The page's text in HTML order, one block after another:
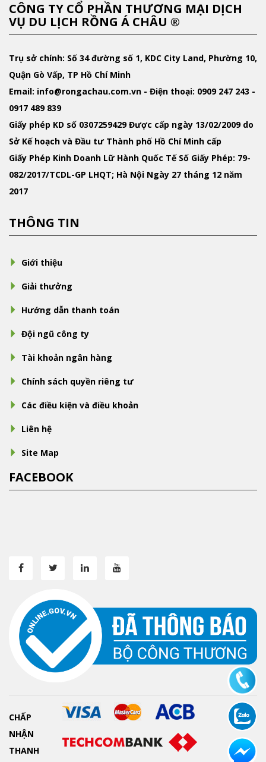
CÔNG TY CỔ PHẦN THƯƠNG MẠI DỊCH
VỤ DU LỊCH RỒNG Á CHÂU ®
Trụ sở chính: Số 34 đường số 1, KDC City Land, Phường 10,
Quận Gò Vấp, TP Hồ Chí Minh
Email: info@rongachau.com.vn - Điện thoại: 0909 247 243 -
0917 489 839
Giấy phép KD số 0307259429 Được cấp ngày 13/02/2009 do
Sở Kế hoạch và Đầu tư Thành phố Hồ Chí Minh cấp
Giấy Phép Kinh Doanh Lữ Hành Quốc TếSố Giấy Phép: 79-
082/2017/TCDL-GP LHQT; Hà Nội Ngày 27 tháng 12 năm
2017
THÔNG TIN
Giới thiệu
Giải thưởng
Hướng dẫn thanh toán
Đội ngũ công ty
Tài khoản ngân hàng
Chính sách quyền riêng tư
Các điều kiện và điều khoản
Liên hệ
Site Map
FACEBOOK
CHẤP
NHẬN
THANH